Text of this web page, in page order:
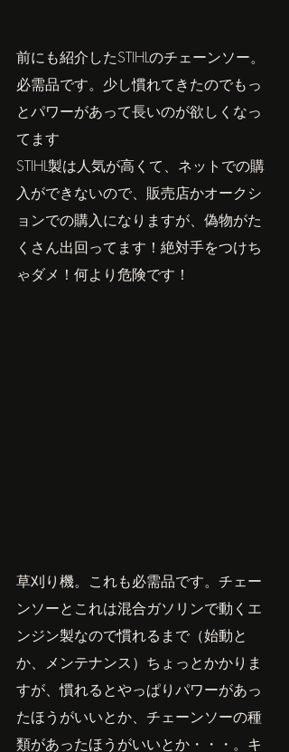
前にも紹介したSTIHLのチェーンソー。
必需品です。少し慣れてきたのでもっ
とパワーがあって長いのが欲しくなっ
てます
STIHL製は人気が高くて、ネットでの購
入ができないので、販売店かオークシ
ョンでの購入になりますが、偽物がた
くさん出回ってます！絶対手をつけち
ゃダメ！何より危険です！
草刈り機。これも必需品です。チェー
ンソーとこれは混合ガソリンで動くエ
ンジン製なので慣れるまで（始動と
か、メンテナンス）ちょっとかかりま
すが、慣れるとやっぱりパワーがあっ
たほうがいいとか、チェーンソーの種
類があったほうがいいとか・・・。キ